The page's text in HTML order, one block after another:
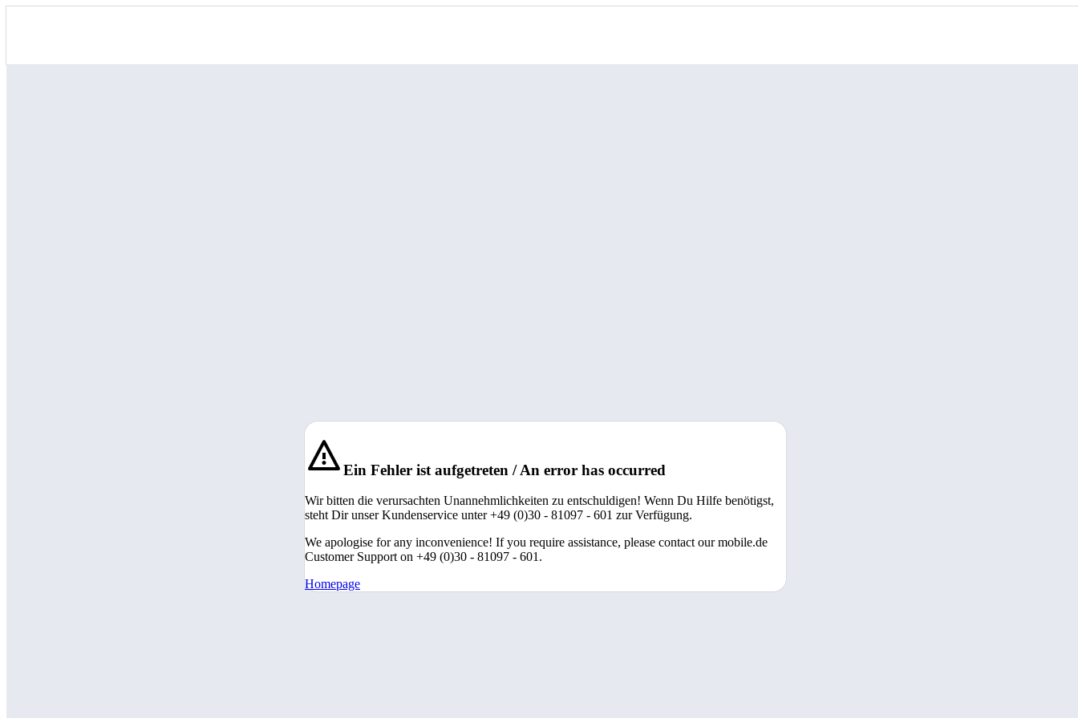
Ein Fehler ist aufgetreten / An error has occurred
Wir bitten die verursachten Unannehmlichkeiten zu entschuldigen! Wenn Du Hilfe benötigst,
steht Dir unser Kundenservice unter +49 (0)30 - 81097 - 601 zur Verfügung.
We apologise for any inconvenience! If you require assistance, please contact our mobile.de
Customer Support on +49 (0)30 - 81097 - 601.
Homepage